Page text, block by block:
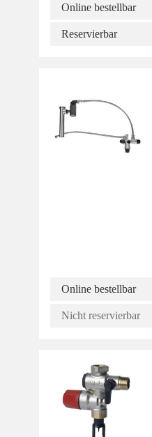
Online bestellbar
Reservierbar
Online bestellbar
Nicht reservierbar